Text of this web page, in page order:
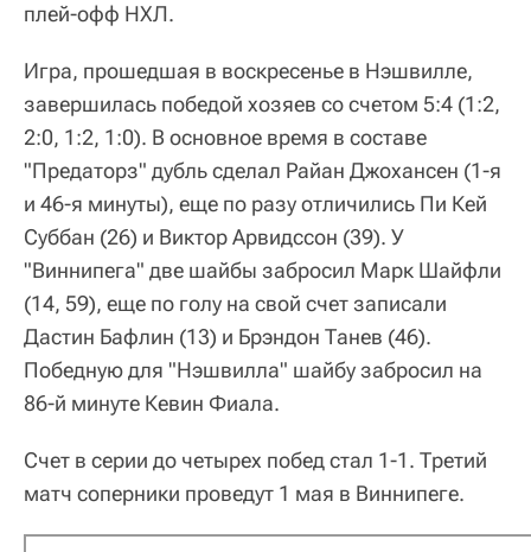
плей-офф НХЛ.
Игра, прошедшая в воскресенье в Нэшвилле,
завершилась победой хозяев со счетом 5:4 (1:2,
2:0, 1:2, 1:0). В основное время в составе
"Предаторз" дубль сделал Райан Джохансен (1-я
и 46-я минуты), еще по разу отличились Пи Кей
Суббан (26) и Виктор Арвидссон (39). У
"Виннипега" две шайбы забросил Марк Шайфли
(14, 59), еще по голу на свой счет записали
Дастин Бафлин (13) и Брэндон Танев (46).
Победную для "Нэшвилла" шайбу забросил на
86-й минуте Кевин Фиала.
Счет в серии до четырех побед стал 1-1. Третий
матч соперники проведут 1 мая в Виннипеге.